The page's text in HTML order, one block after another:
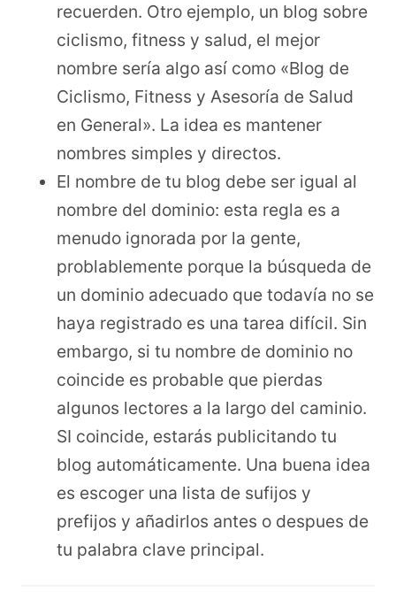
recuerden. Otro ejemplo, un blog sobre
ciclismo, fitness y salud, el mejor
nombre sería algo así como «Blog de
Ciclismo, Fitness y Asesoría de Salud
en General». La idea es mantener
nombres simples y directos.
El nombre de tu blog debe ser igual al
nombre del dominio: esta regla es a
menudo ignorada por la gente,
problablemente porque la búsqueda de
un dominio adecuado que todavía no se
haya registrado es una tarea difícil. Sin
embargo, si tu nombre de dominio no
coincide es probable que pierdas
algunos lectores a la largo del caminio.
SI coincide, estarás publicitando tu
blog automáticamente. Una buena idea
es escoger una lista de sufijos y
prefijos y añadirlos antes o despues de
tu palabra clave principal.